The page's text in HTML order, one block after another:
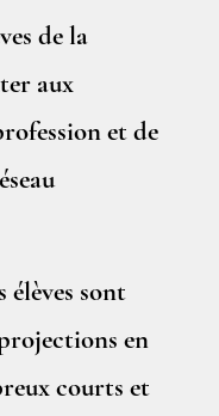
de la
aux
et de
élèves sont
en
courts et